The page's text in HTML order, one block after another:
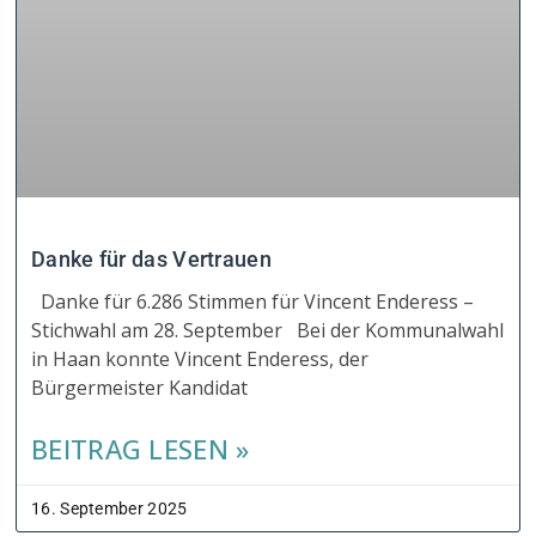
Danke für das Vertrauen
Danke für 6.286 Stimmen für Vincent Enderess –
Stichwahl am 28. September Bei der Kommunalwahl
in Haan konnte Vincent Enderess, der
Bürgermeister Kandidat
BEITRAG LESEN »
16. September 2025